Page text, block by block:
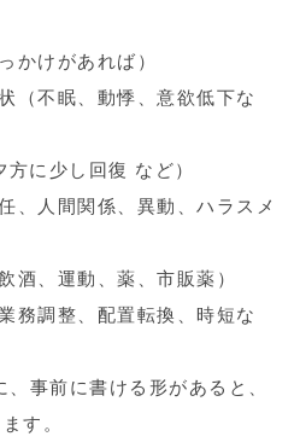
かけがあれば）
（不眠、動悸、意欲低下な
に少し回復 など）
、人間関係、異動、ハラスメ
酒、運動、薬、市販薬）
務調整、配置転換、時短な
事前に書ける形があると、
す。